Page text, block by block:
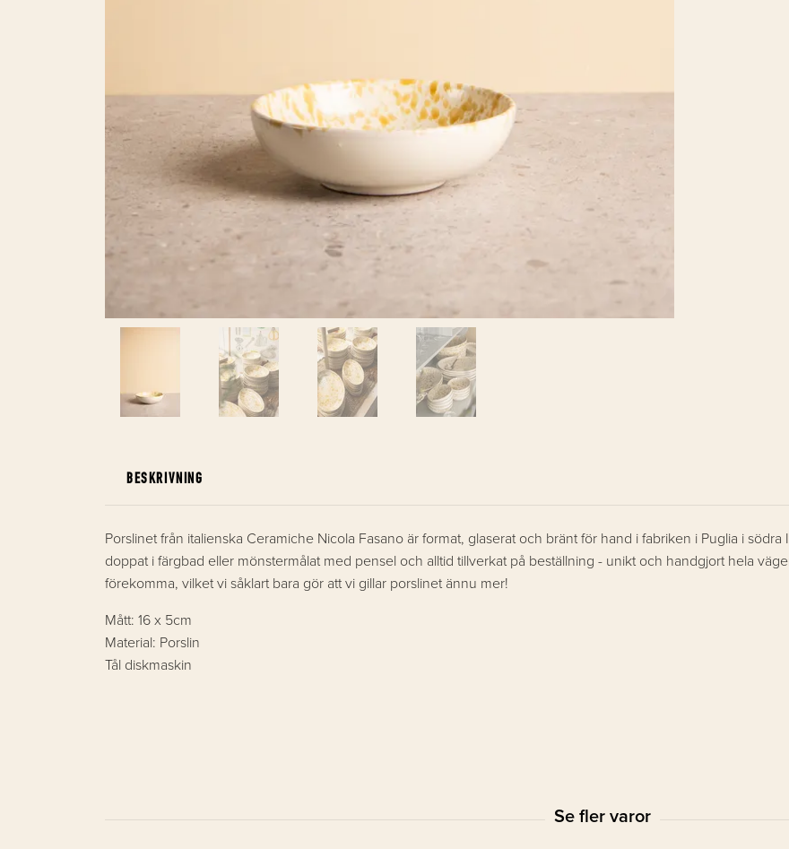
BESKRIVNING
Porslinet från italienska Ceramiche Nicola Fasano är format, glaserat och bränt för hand i fabriken i Puglia i
doppat i färgbad eller mönstermålat med pensel och alltid tillverkat på beställning - unikt och handgjort hela
förekomma, vilket vi såklart bara gör att vi gillar porslinet ännu mer!
Mått: 16 x 5cm
Material: Porslin
Tål diskmaskin